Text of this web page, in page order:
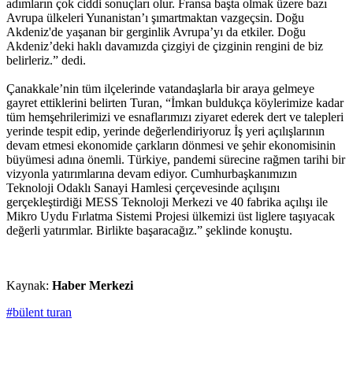
adımların çok ciddi sonuçları olur. Fransa başta olmak üzere bazı
Avrupa ülkeleri Yunanistan’ı şımartmaktan vazgeçsin. Doğu
Akdeniz'de yaşanan bir gerginlik Avrupa’yı da etkiler. Doğu
Akdeniz’deki haklı davamızda çizgiyi de çizginin rengini de biz
belirleriz.” dedi.
Çanakkale’nin tüm ilçelerinde vatandaşlarla bir araya gelmeye
gayret ettiklerini belirten Turan, “İmkan buldukça köylerimize kadar
tüm hemşehrilerimizi ve esnaflarımızı ziyaret ederek dert ve talepleri
yerinde tespit edip, yerinde değerlendiriyoruz İş yeri açılışlarının
devam etmesi ekonomide çarkların dönmesi ve şehir ekonomisinin
büyümesi adına önemli. Türkiye, pandemi sürecine rağmen tarihi bir
vizyonla yatırımlarına devam ediyor. Cumhurbaşkanımızın
Teknoloji Odaklı Sanayi Hamlesi çerçevesinde açılışını
gerçekleştirdiği MESS Teknoloji Merkezi ve 40 fabrika açılışı ile
Mikro Uydu Fırlatma Sistemi Projesi ülkemizi üst liglere taşıyacak
değerli yatırımlar. Birlikte başaracağız.” şeklinde konuştu.
Kaynak: Haber Merkezi
#bülent turan